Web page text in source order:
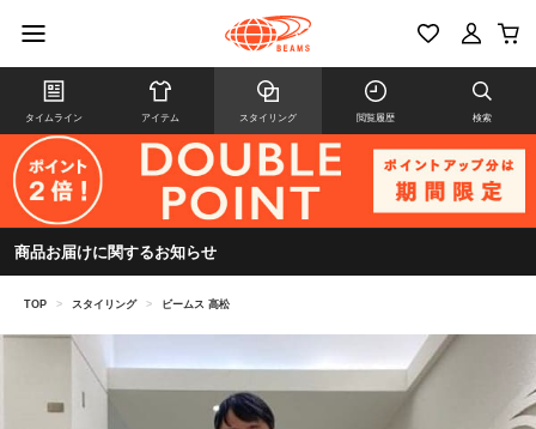
タイムライン アイテム スタイリング 閲覧履歴 検索
商品お届けに関するお知らせ
TOP > スタイリング > ビームス 高松